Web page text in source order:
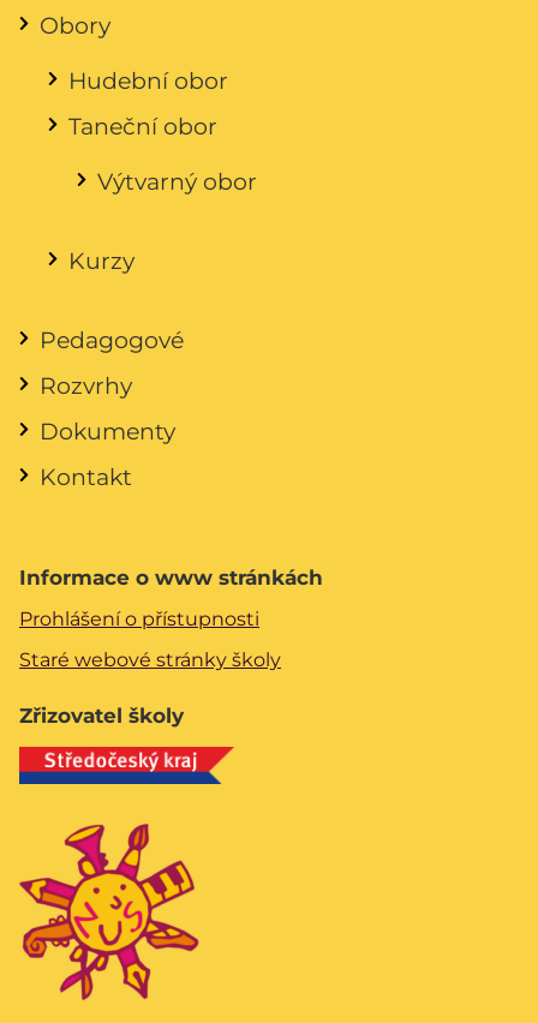
Obory
Hudební obor
Taneční obor
Výtvarný obor
Kurzy
Pedagogové
Rozvrhy
Dokumenty
Kontakt
Informace o www stránkách
Prohlášení o přístupnosti
Staré webové stránky školy
Zřizovatel školy